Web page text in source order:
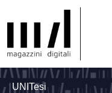
UNITesi